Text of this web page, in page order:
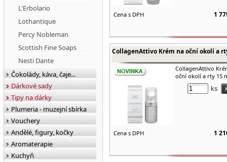
Cena s DPH 1
CollagenAttivo Krém na oční okolí a
CollagenAttivo
oční okolí a rty 15
ks
Cena s DPH 1
L'Erbolario
Lothantique
Percy Nobleman
Scottish Fine Soaps
Nesti Dante
Čokolády, káva, čaje...
Dárkové sady
Tipy na dárky
Plumeria - muzejní sbírka
Vouchery
Andělé, figury, kočky
Aromaterapie
Kuchyň